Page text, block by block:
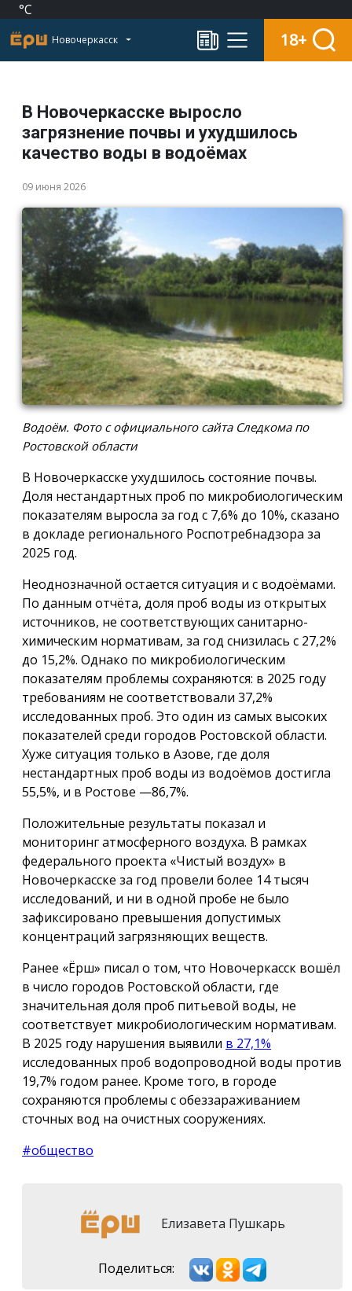
°C
Новочеркасск 18+
В Новочеркасске выросло
загрязнение почвы и ухудшилось
качество воды в водоёмах
09 июня 2026
Водоём. Фото c официального сайта Следкома по
Ростовской области
В Новочеркасске ухудшилось состояние почвы.
Доля нестандартных проб по микробиологическим
показателям выросла за год с 7,6% до 10%, сказано
в докладе регионального Роспотребнадзора за
2025 год.
Неоднозначной остается ситуация и с водоёмами.
По данным отчёта, доля проб воды из открытых
источников, не соответствующих санитарно-
химическим нормативам, за год снизилась с 27,2%
до 15,2%. Однако по микробиологическим
показателям проблемы сохраняются: в 2025 году
требованиям не соответствовали 37,2%
исследованных проб. Это один из самых высоких
показателей среди городов Ростовской области.
Хуже ситуация только в Азове, где доля
нестандартных проб воды из водоёмов достигла
55,5%, и в Ростове —86,7%.
Положительные результаты показал и
мониторинг атмосферного воздуха. В рамках
федерального проекта «Чистый воздух» в
Новочеркасске за год провели более 14 тысяч
исследований, и ни в одной пробе не было
зафиксировано превышения допустимых
концентраций загрязняющих веществ.
Ранее «Ёрш» писал о том, что Новочеркасск вошёл
в число городов Ростовской области, где
значительная доля проб питьевой воды, не
соответствует микробиологическим нормативам.
В 2025 году нарушения выявили в 27,1%
исследованных проб водопроводной воды против
19,7% годом ранее. Кроме того, в городе
сохраняются проблемы с обеззараживанием
сточных вод на очистных сооружениях.
#общество
Елизавета Пушкарь
Поделиться: